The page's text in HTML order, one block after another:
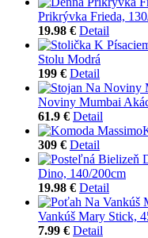
Prikrývka Frieda,
19.98 € Detail
Stolu Modrá
199 € Detail
Noviny Mumbai
61.9 € Detail
309 € Detail
Dino, 140/200cm
19.98 € Detail
Vankúš Mary Stick,
7.99 € Detail